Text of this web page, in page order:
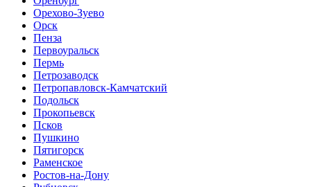
Орехово-Зуево
Орск
Пенза
Первоуральск
Пермь
Петрозаводск
Петропавловск-Камчатский
Подольск
Прокопьевск
Псков
Пушкино
Пятигорск
Раменское
Ростов-на-Дону